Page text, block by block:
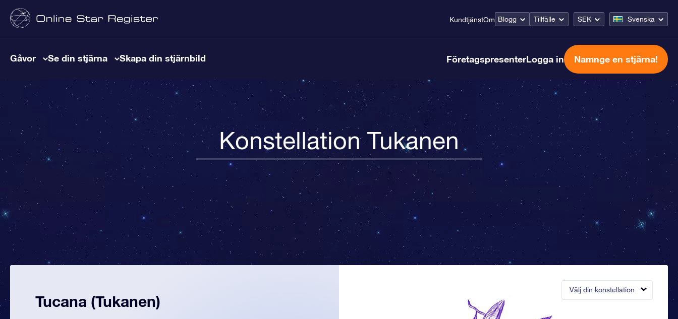
KundtjänstOm Blogg Tillfälle SEK Svenska
Gåvor Se din stjärna Skapa din stjärnbild FöretagspresenterLogga in Namnge en stjärna!
Konstellation Tukanen
Välj din konstellation
Tucana (Tukanen)